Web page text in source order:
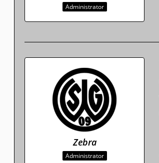
Administrator
Zebra
Administrator